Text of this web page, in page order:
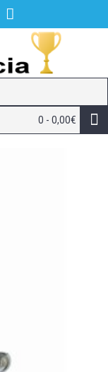
0 - 0,00€